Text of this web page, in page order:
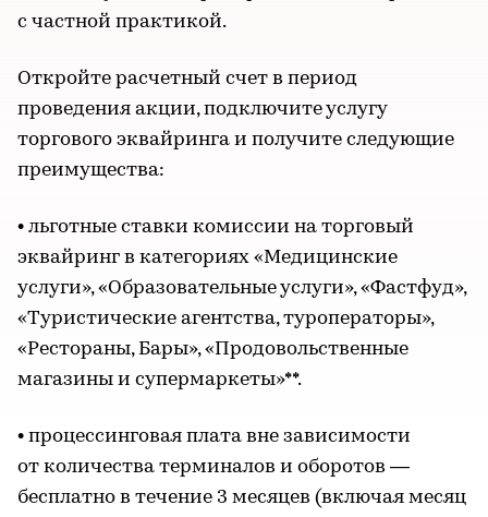
с частной практикой.
Откройте расчетный счет в период
проведения акции, подключите услугу
торгового эквайринга и получите следующие
преимущества:
• льготные ставки комиссии на торговый
эквайринг в категориях «Медицинские
услуги», «Образовательные услуги», «Фастфуд»,
«Туристические агентства, туроператоры»,
«Рестораны, Бары», «Продовольственные
магазины и супермаркеты»**.
• процессинговая плата вне зависимости
от количества терминалов и оборотов —
бесплатно в течение 3 месяцев (включая месяц